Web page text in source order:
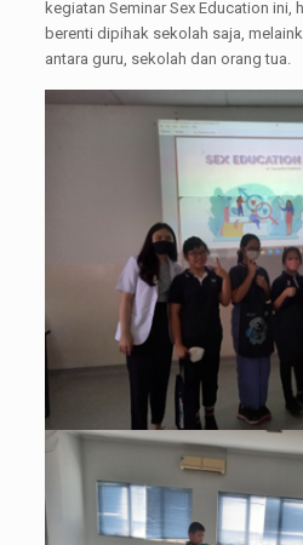
kegiatan Seminar Sex Education ini,
berenti dipihak sekolah saja,
antara guru, sekolah dan orang tua.